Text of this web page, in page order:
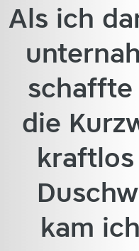
Als ich
die
kam